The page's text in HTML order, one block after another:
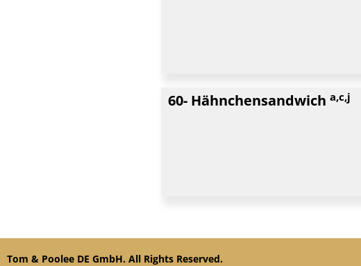
60- Hähnchensandwich a,c,j
Tom & Poolee DE GmbH. All Rights Reserved.